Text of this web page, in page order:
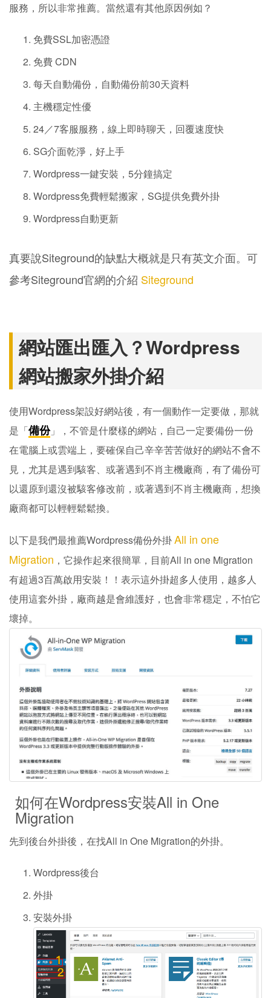
服務，所以非常推薦。當然還有其他原因例如？
免費SSL加密憑證
免費 CDN
每天自動備份，自動備份前30天資料
主機穩定性優
24／7客服服務，線上即時聊天，回覆速度快
SG介面乾淨，好上手
Wordpress一鍵安裝，5分鐘搞定
Wordpress免費輕鬆搬家，SG提供免費外掛
Wordpress自動更新
真要說Siteground的缺點大概就是只有英文介面。可
參考Siteground官網的介紹 Siteground
網站匯出匯入？Wordpress
網站搬家外掛介紹
使用Wordpress架設好網站後，有一個動作一定要做，那就
是「備份」，不管是什麼樣的網站，自己一定要備份一份
在電腦上或雲端上，要確保自己辛辛苦苦做好的網站不會不
見，尤其是遇到駭客、或著遇到不肖主機廠商，有了備份可
以還原到還沒被駭客修改前，或著遇到不肖主機廠商，想換
廠商都可以輕輕鬆鬆換。
以下是我們最推薦Wordpress備份外掛All in one
Migration ，它操作起來很簡單，目前All in one Migration
有超過3百萬啟用安裝！！表示這外掛超多人使用，越多人
使用這套外掛，廠商越是會維護好，也會非常穩定，不怕它
壞掉。
如何在Wordpress安裝All in One
Migration
先到後台外掛後，在找All in One Migration的外掛。
Wordpress後台
外掛
安裝外掛